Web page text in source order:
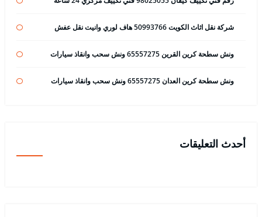
شركة نقل اثاث الكويت 50993766 هاف لوري وانيت نقل عفش
ونش سطحة كرين القرين 65557275 ونش سحب وانقاذ سيارات
ونش سطحة كرين العدان 65557275 ونش سحب وانقاذ سيارات
أحدث التعليقات